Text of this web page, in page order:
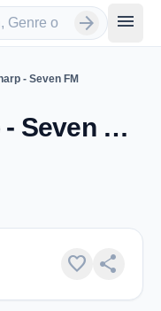
arrow_forward menu
- Seven FM
Dee J Sharp - Seven FM - Bantama
favorite share